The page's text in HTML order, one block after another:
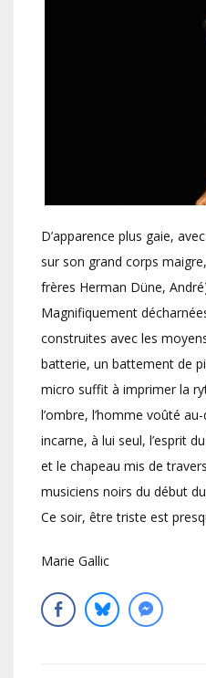
D’apparence plus gaie,
sur son grand corps
frères Herman Düne,
Magnifiquement
construites avec les
batterie, un battement de
micro suffit à imprimer la
l’ombre, l’homme voûté
incarne, à lui seul, l’esprit
et le chapeau mis de
musiciens noirs du début du
Ce soir, être triste est
Marie Gallic